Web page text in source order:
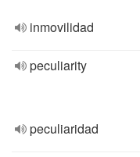
inmovilidad
peculiarity
peculiaridad